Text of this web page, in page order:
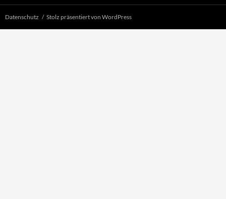
Datenschutz Stolz präsentiert von WordPress